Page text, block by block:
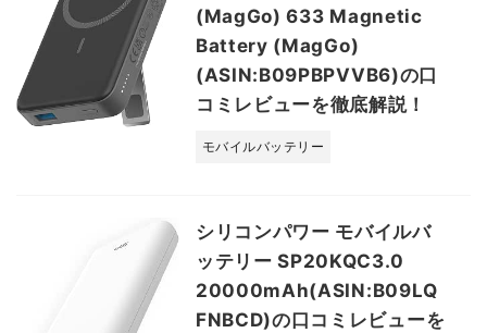
(MagGo) 633 Magnetic
Battery (MagGo)
(ASIN:B09PBPVVB6)の口
コミレビューを徹底解説！
モバイルバッテリー
シリコンパワー モバイルバ
ッテリー SP20KQC3.0
20000mAh(ASIN:B09LQ
FNBCD)の口コミレビューを